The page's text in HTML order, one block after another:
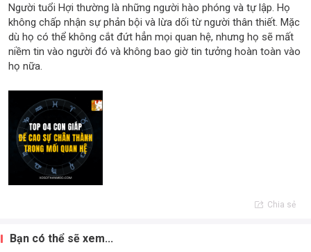
Người tuổi Hợi thường là những người hào phóng và tự lập. Họ
không chấp nhận sự phản bội và lừa dối từ người thân thiết. Mặc
dù họ có thể không cắt đứt hẳn mọi quan hệ, nhưng họ sẽ mất
niềm tin vào người đó và không bao giờ tin tưởng hoàn toàn vào
họ nữa.
Chia sẻ
Bạn có thể sẽ xem...